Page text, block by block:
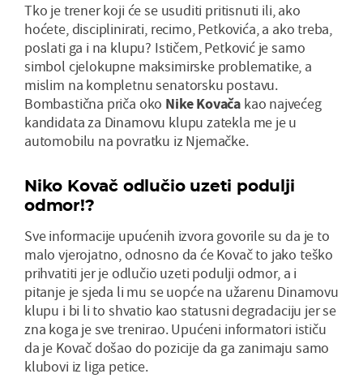
Tko je trener koji će se usuditi pritisnuti ili, ako
hoćete, disciplinirati, recimo, Petkovića, a ako treba,
poslati ga i na klupu? Ističem, Petković je samo
simbol cjelokupne maksimirske problematike, a
mislim na kompletnu senatorsku postavu.
Bombastična priča oko Nike Kovača kao najvećeg
kandidata za Dinamovu klupu zatekla me je u
automobilu na povratku iz Njemačke.
Niko Kovač odlučio uzeti podulji
odmor!?
Sve informacije upućenih izvora govorile su da je to
malo vjerojatno, odnosno da će Kovač to jako teško
prihvatiti jer je odlučio uzeti podulji odmor, a i
pitanje je sjeda li mu se uopće na užarenu Dinamovu
klupu i bi li to shvatio kao statusni degradaciju jer se
zna koga je sve trenirao. Upućeni informatori ističu
da je Kovač došao do pozicije da ga zanimaju samo
klubovi iz liga petice.